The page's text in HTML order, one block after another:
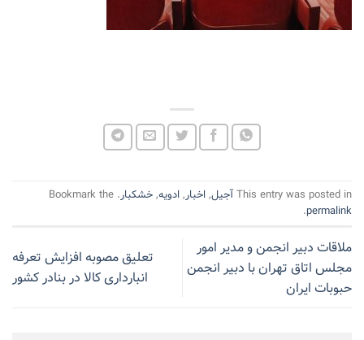
This entry was posted in آجیل, اخبار, ادویه, خشکبار. Bookmark the
permalink
.
ملاقات دبیر انجمن و مدیر امور
مجلس اتاق تهران با دبیر انجمن
حبوبات ایران
تعلیق مصوبه افزایش تعرفه
انبارداری کالا در بنادر کشور